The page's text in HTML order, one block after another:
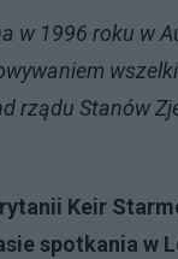
w 1996 roku w
rządu Stanów
Keir
spotkania w